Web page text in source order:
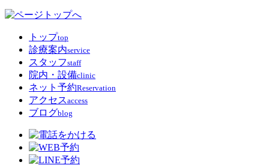
トップtop
診療案内service
スタッフstaff
院内・設備clinic
ネット予約Reservation
アクセスaccess
ブログblog